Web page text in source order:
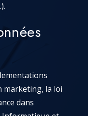
marketing, la loi
dans